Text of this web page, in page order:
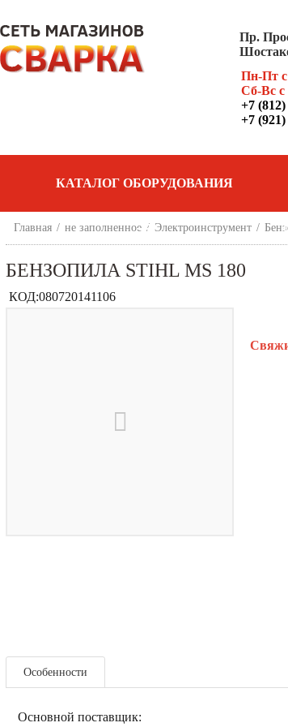
Пр.
Пн-Пт с
Сб-Вс с
+7
+7
КАТАЛОГ ОБОРУДОВАНИЯ
Главная / не заполненное / Электроинструмент /
БЕНЗОПИЛА STIHL MS 180
КОД:080720141106
Особенности
Основной поставщик: